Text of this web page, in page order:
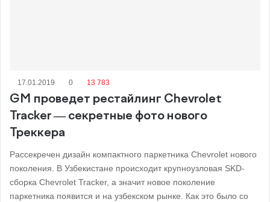
17.01.2019 0 13 783
GM проведет рестайлинг Chevrolet
Tracker — секретные фото нового
Треккера
Рассекречен дизайн компактного паркетника Chevrolet нового
поколения. В Узбекистане происходит крупноузловая SKD-
сборка Chevrolet Tracker, а значит новое поколение
паркетника появится и на узбекском рынке. Как это было со